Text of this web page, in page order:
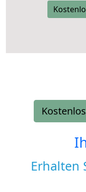
Erhalten